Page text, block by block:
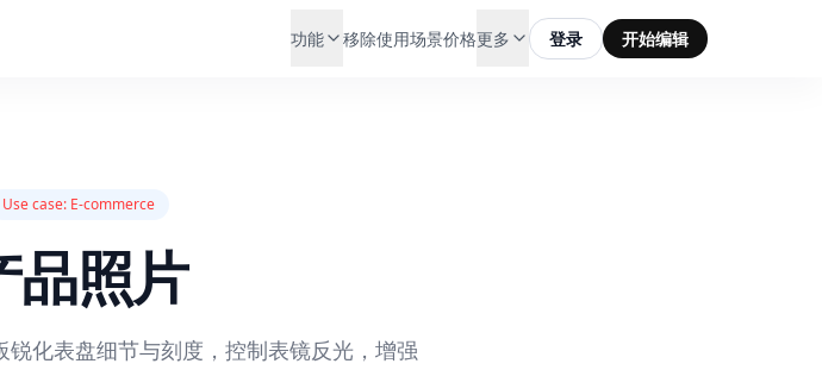
功能 移除使用场景价格更多 登录 开始编辑
Use case: E-commerce
品照片
化表盘细节与刻度，控制表镜反光，增强